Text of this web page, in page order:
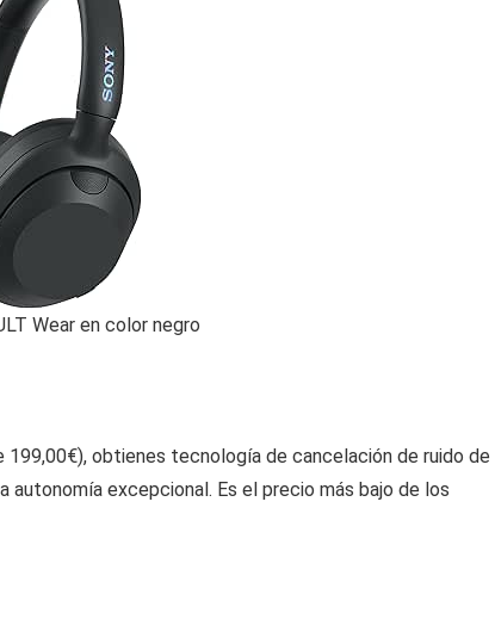
Wear en color negro
obtienes tecnología de cancelación de ruido de
excepcional. Es el precio más bajo de los